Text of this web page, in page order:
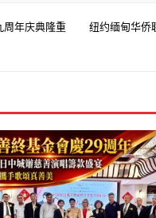
周年庆典隆重
纽约缅甸华侨